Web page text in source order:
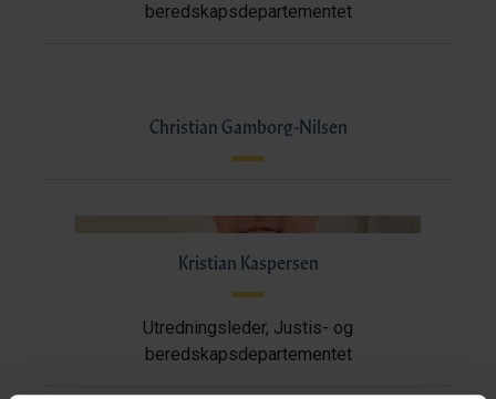
beredskapsdepartementet
Christian Gamborg-Nilsen
Kristian Kaspersen
Utredningsleder, Justis- og
beredskapsdepartementet